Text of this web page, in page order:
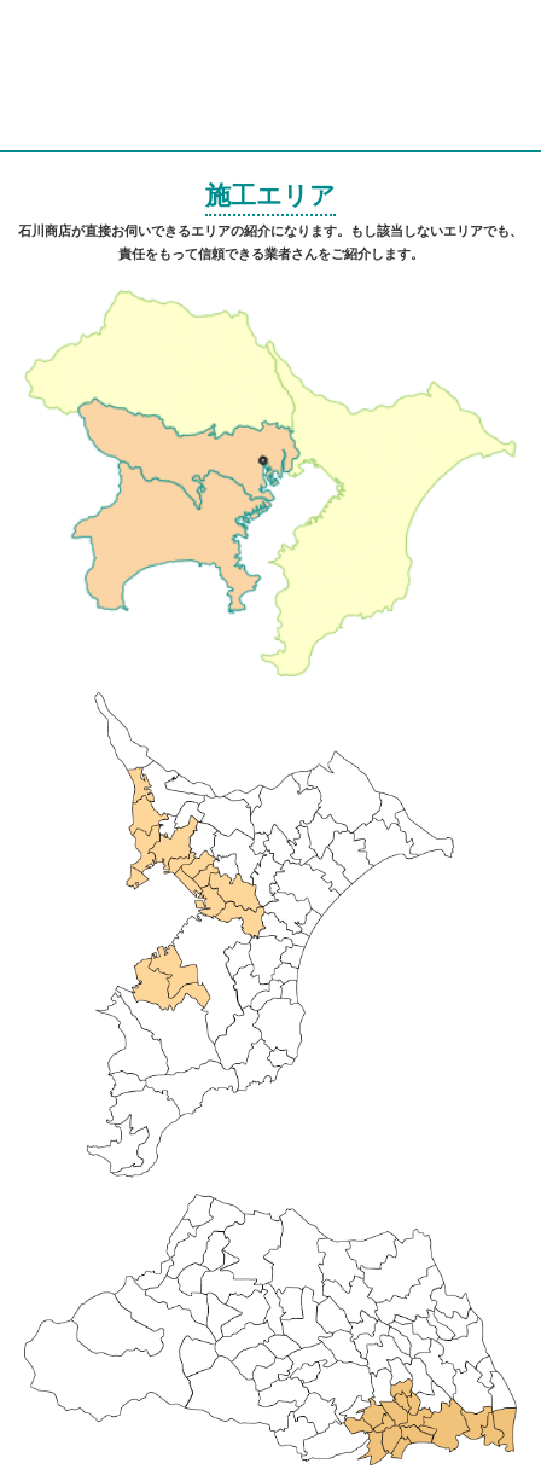
施工エリア
石川商店が直接お伺いできるエリアの紹介になります。もし該当しないエリアでも、
責任をもって信頼できる業者さんをご紹介します。